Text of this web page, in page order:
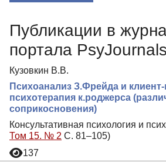
Публикации в
портала
Кузовкин В.В.
Психоанализ З.Фрейда и
психотерапия к.роджерса
соприкосновения)
Консультативная психология и
Том 15. № 2 С. 81–105)
137